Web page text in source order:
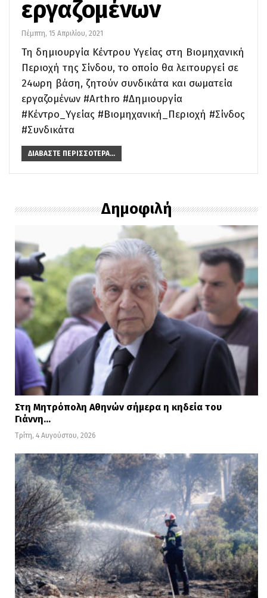
εργαζομένων
Πέμπτη, 15 Απριλίου, 2021
Τη δημιουργία Κέντρου Υγείας στη Βιομηχανική
Περιοχή της Σίνδου, το οποίο θα λειτουργεί σε
24ωρη βάση, ζητούν συνδικάτα και σωματεία
εργαζομένων #Arthro #Δημιουργία
#Κέντρο_Υγείας #Βιομηχανική_Περιοχή #Σίνδος
#Συνδικάτα
ΔΙΑΒΆΣΤΕ ΠΕΡΙΣΣΌΤΕΡΑ...
Δημοφιλή
Στη Μητρόπολη Αθηνών σήμερα η κηδεία του
Γιάννη…
Τρίτη, 4 Αυγούστου, 2026